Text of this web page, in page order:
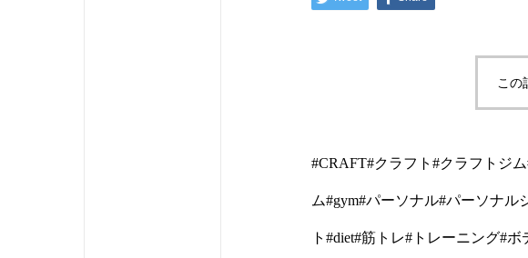
この
#CRAFT#クラフト#クラフトジ
ム#gym#パーソナル#パーソナ
ト#diet#筋トレ#トレーニング#